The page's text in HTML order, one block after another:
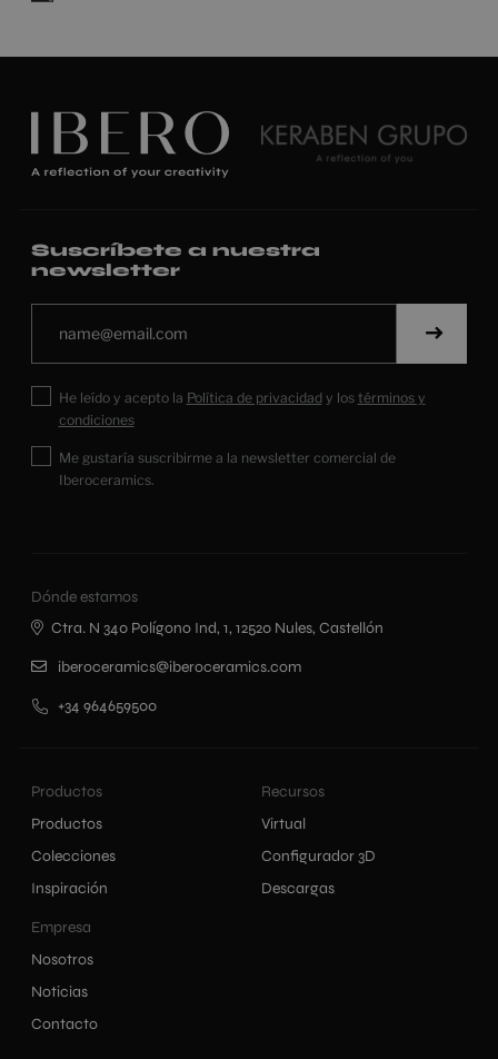
Suscríbete a nuestra
newsletter
He leído y acepto la Política de privacidady los términos y
condiciones
Me gustaría suscribirme a la newsletter comercial de
Iberoceramics.
Productos
Productos
Colecciones
Inspiración
Recursos
Virtual
Configurador 3D
Descargas
Empresa
Nosotros
Noticias
Contacto
Dónde estamos
Ctra. N 340 Polígono Ind, 1, 12520 Nules, Castellón
iberoceramics@iberoceramics.com
+34 964659500